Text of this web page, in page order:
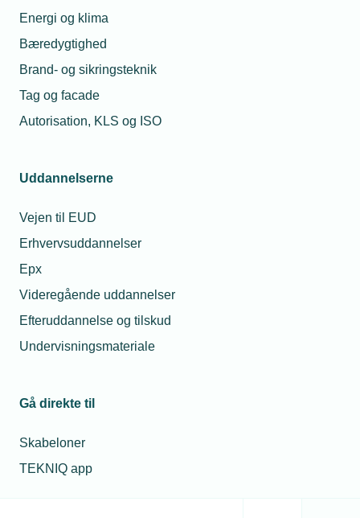
Energi og klima
Bæredygtighed
Brand- og sikringsteknik
Tag og facade
Autorisation, KLS og ISO
Uddannelserne
Vejen til EUD
Erhvervsuddannelser
Epx
Videregående uddannelser
Efteruddannelse og tilskud
Undervisningsmateriale
Gå direkte til
Skabeloner
TEKNIQ app
17.
maj
2023
11.00
maj
Mødearrangør
TEKNIQ
Arbejdsgiverne
-
Teams
Pris
Medlemspris
0